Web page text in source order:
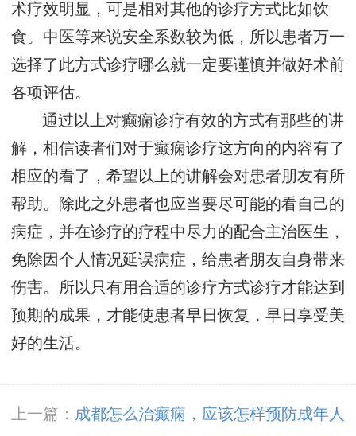
术疗效明显，可是相对其他的诊疗方式比如饮
食。中医等来说安全系数较为低，所以患者万一
选择了此方式诊疗哪么就一定要谨慎并做好术前
各项评估。
通过以上对癫痫诊疗有效的方式有那些的讲
解，相信读者们对于癫痫诊疗这方向的内容有了
相应的看了，希望以上的讲解会对患者朋友有所
帮助。除此之外患者也应当要尽可能的看自己的
病症，并在诊疗的疗程中尽力的配合主治医生，
免除因个人情况延误病症，给患者朋友自身带来
伤害。所以只有用合适的诊疗方式诊疗才能达到
预期的成果，才能使患者早日恢复，早日享受美
好的生活。
上一篇： 成都怎么治癫痫，应该怎样预防成年人